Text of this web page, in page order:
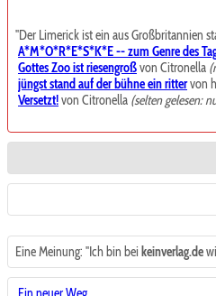
"Der Limerick ist ein aus Großbritannien
A*M*O*R*E*S*K*E -- zum Genre des
Gottes Zoo ist riesengroßvon Citronella
jüngst stand auf der bühne ein rittervon
Versetzt!von Citronella (selten gelesen:
Eine Meinung: "Ich bin bei keinverlag.de